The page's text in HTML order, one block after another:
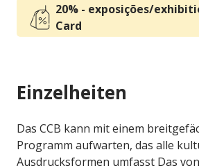
20% - exposições/
Card
Einzelheiten
Das CCB kann mit einem
Programm aufwarten, das alle
Ausdrucksformen umfasst Das